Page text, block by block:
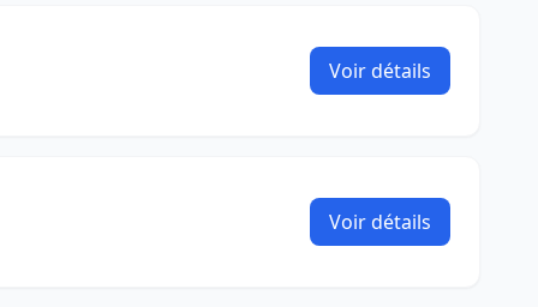
Voir détails
Voir détails